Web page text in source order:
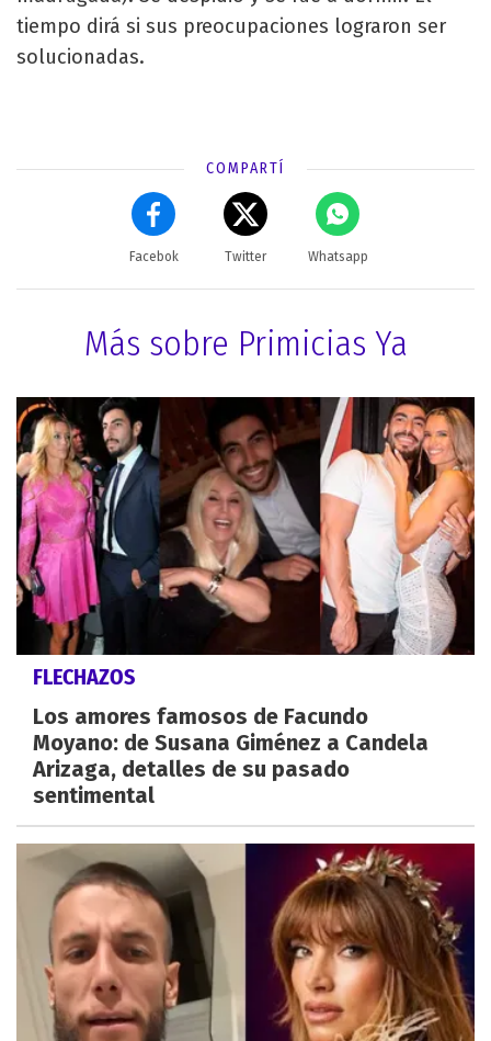
tiempo dirá si sus preocupaciones lograron ser
solucionadas.
COMPARTÍ
Facebok Twitter Whatsapp
Más sobre Primicias Ya
FLECHAZOS
Los amores famosos de Facundo
Moyano: de Susana Giménez a Candela
Arizaga, detalles de su pasado
sentimental